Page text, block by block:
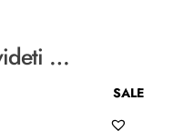
…
SALE